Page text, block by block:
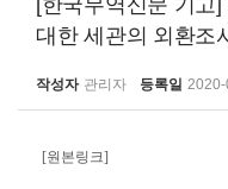
[한국무역신문 기고]
대한 세관의 외환조
작성자 관리자 등록일
[원본링크]